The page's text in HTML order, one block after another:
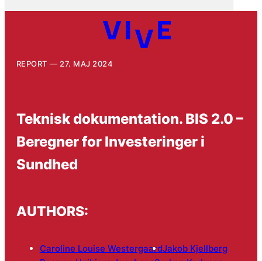
REPORT 27. MAJ 2024
Teknisk dokumentation. BIS 2.0 –
Beregner for Investeringer i
Sundhed
AUTHORS:
Caroline Louise WestergaardJakob Kjellberg